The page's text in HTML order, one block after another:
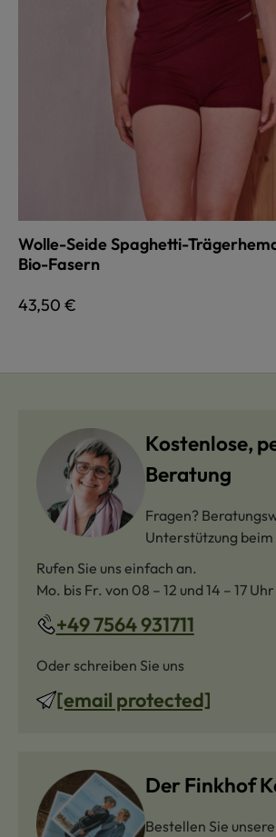
Wolle-Seide Spaghetti-
Bio-Fasern
Regulärer Preis:
43,50 €
Kostenlose,
Beratung
Fragen?
Unterstützung beim
Rufen Sie uns einfach an.
Mo. bis Fr. von 08 – 12 und 14 – 17 Uhr
+49 7564 931711
Oder schreiben Sie uns
[email protected]
Der Finkhof
Bestellen Sie